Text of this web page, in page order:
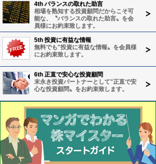
4th バランスの取れた助言
相場を熟知する投資顧問だからこそ可
能な、〝バランスの取れた助言〟を会
員様にお約束致します。
5th 投資に有益な情報
無料でも"投資に有益な情報〟を会員様
にお約束致します。
6th 正直で安心な投資顧問
末永き投資パートナーとして"正直で安
心な投資顧問〟をお約束致します。